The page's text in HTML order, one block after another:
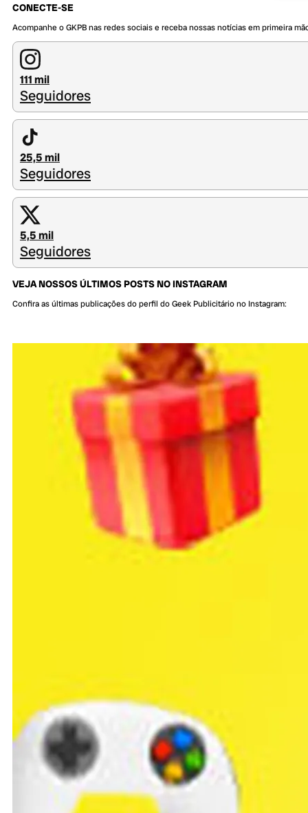
CONECTE-SE
Acompanhe o GKPB nas redes sociais e receba nossas notícias em primeira
111 mil
Seguidores
25,5 mil
Seguidores
5,5 mil
Seguidores
VEJA NOSSOS ÚLTIMOS POSTS NO INSTAGRAM
Confira as últimas publicações do perfil do Geek Publicitário no Instagram: